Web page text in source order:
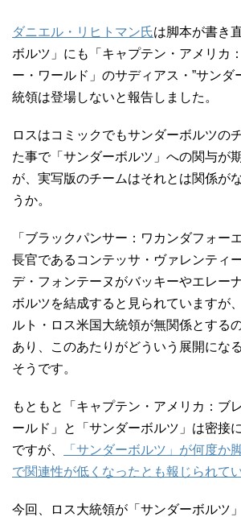
ダニエル・リヒトマン氏は脚本が書き
ボルツ」にも「キャプテン・アメリカ
ー・ワールド」のサディアス・”サンダ
統領は登場しないと報告しました。
ロスはコミックでもサンダーボルツの
た事で「サンダーボルツ」への関与が
が、実写版のチームはそれとは関係が
うか。
「ブラックパンサー：ワカンダフォー
長官であるコンテッサ・ヴァレンティ
デ・フォンテーヌがバッキーやエレー
ボルツを結成すると見られていますが
ルト・ロス米国大統領が無関係とする
あり、このあたりがどういう展開にな
そうです。
もともと「キャプテン・アメリカ：ブ
ールド」と「サンダーボルツ」は密接
ですが、
「サンダーボルツ」が何度か
で関連性が低くなったとも報じられてい
今回、ロス大統領が「サンダーボルツ